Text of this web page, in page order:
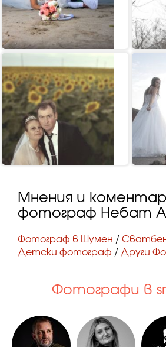
Мнения и
фотограф Небат
Фотограф в Шумен /
Детски фотограф / Други
Фотографи в